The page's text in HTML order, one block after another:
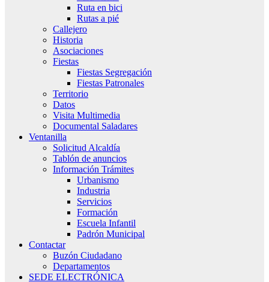
Ruta en bici
Rutas a pié
Callejero
Historia
Asociaciones
Fiestas
Fiestas Segregación
Fiestas Patronales
Territorio
Datos
Visita Multimedia
Documental Saladares
Ventanilla
Solicitud Alcaldía
Tablón de anuncios
Información Trámites
Urbanismo
Industria
Servicios
Formación
Escuela Infantil
Padrón Municipal
Contactar
Buzón Ciudadano
Departamentos
SEDE ELECTRÓNICA